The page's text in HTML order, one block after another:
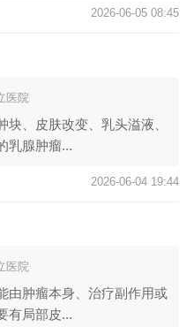
2026-06-05 08:45
医院
、皮肤改变、乳头溢液、
乳腺肿瘤...
2026-06-04 19:44
医院
由肿瘤本身、治疗副作用或
有局部皮...